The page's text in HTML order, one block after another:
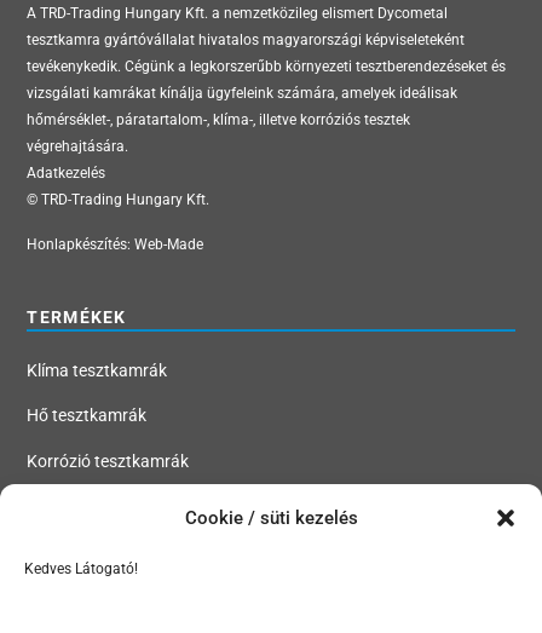
Cookie / süti kezelés
Kedves Látogató!
A TRD-Trading Hungary Kft. a nemzetközileg elismert Dycometal
tesztkamra gyártóvállalat hivatalos magyarországi képviseleteként
tevékenykedik. Cégünk a legkorszerűbb környezeti tesztberendezéseket és
vizsgálati kamrákat kínálja ügyfeleink számára, amelyek ideálisak
hőmérséklet-, páratartalom-, klíma-, illetve korróziós tesztek
végrehajtására.
Adatkezelés
© TRD-Trading Hungary Kft.
Honlapkészítés:Web-Made
TERMÉKEK
Klíma tesztkamrák
Hő tesztkamrák
Korrózió tesztkamrák
Szivárgásteszt kamrák
MENÜ